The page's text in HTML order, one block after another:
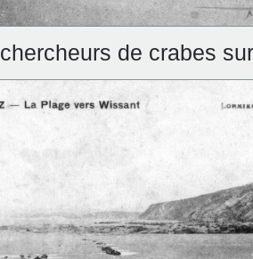
chercheurs de crabes